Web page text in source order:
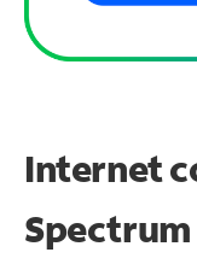
Internet
Spectrum